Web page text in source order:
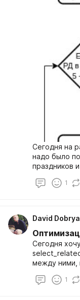
Сегодня на
надо было
праздников
условию
Ранее
1
David
Сегодня
между ними,
1